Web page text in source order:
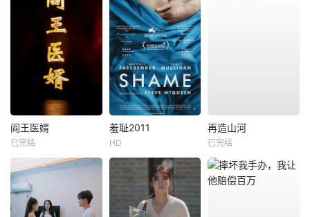
阎王医婿
已完结
羞耻2011
HD
再造山河
已完结